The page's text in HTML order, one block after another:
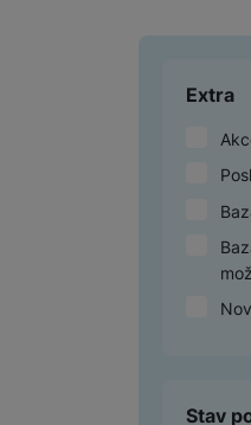
Televize
Audio
Tablety
Foto
Extra
Stav